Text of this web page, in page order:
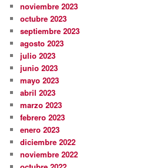
noviembre 2023
octubre 2023
septiembre 2023
agosto 2023
julio 2023
junio 2023
mayo 2023
abril 2023
marzo 2023
febrero 2023
enero 2023
diciembre 2022
noviembre 2022